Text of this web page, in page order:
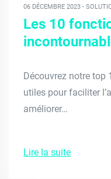
06 DÉCEMBRE 2023 -
Les 10
Découvrez notre
utiles pour faciliter
améliorer…
Lire la suite